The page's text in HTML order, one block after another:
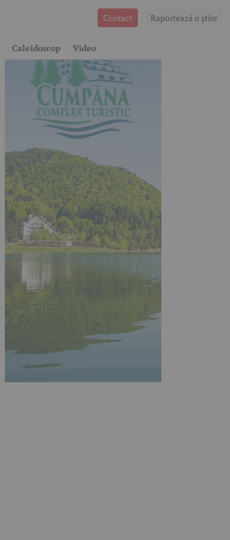
Contact Raportează o ştire
Caleidoscop Video